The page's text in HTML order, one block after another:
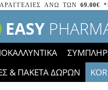
ΑΝΩ ΤΩΝ 69.00€
EASY
& ΠΑΚΕΤΑ ΔΩΡΩΝ
των εκπτώσεων έφυγαν,